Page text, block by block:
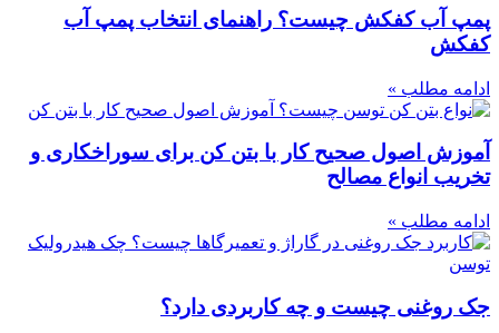
پمپ آب کفکش چیست؟ راهنمای انتخاب پمپ آب
کفکش
ادامه مطلب »
آموزش اصول صحیح کار با بتن کن برای سوراخکاری و
تخریب انواع مصالح
ادامه مطلب »
جک روغنی چیست و چه کاربردی دارد؟